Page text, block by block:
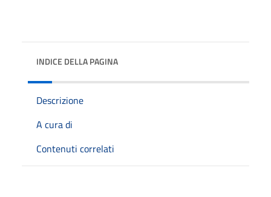
INDICE DELLA PAGINA
Descrizione
A cura di
Contenuti correlati